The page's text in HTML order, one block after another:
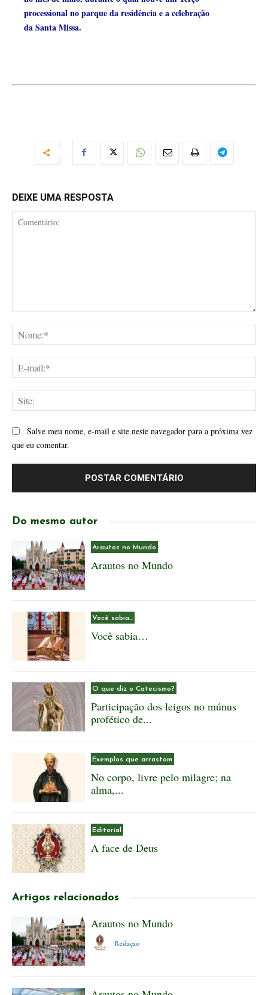
processional no parque da residência e a celebração
da Santa Missa.
DEIXE UMA RESPOSTA
Salve meu nome, e-mail e site neste navegador para a próxima vez
que eu comentar.
Do mesmo autor
Arautos no Mundo
Arautos no Mundo
Você sabia...
Você sabia…
O que diz o Catecismo?
Participação dos leigos no múnus
profético de...
Exemplos que arrastam
No corpo, livre pelo milagre; na
alma,...
Editorial
A face de Deus
Artigos relacionados
Arautos no Mundo
Redação